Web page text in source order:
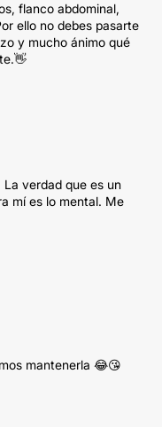
flanco abdominal,
ello no debes pasarte
y mucho ánimo qué
verdad que es un
mí es lo mental. Me
mantenerla 😂😘